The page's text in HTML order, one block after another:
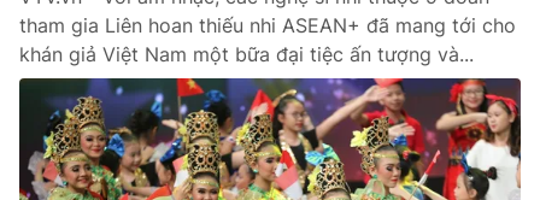
tham gia Liên hoan thiếu nhi ASEAN+ đã mang tới cho
khán giả Việt Nam một bữa đại tiệc ấn tượng và...